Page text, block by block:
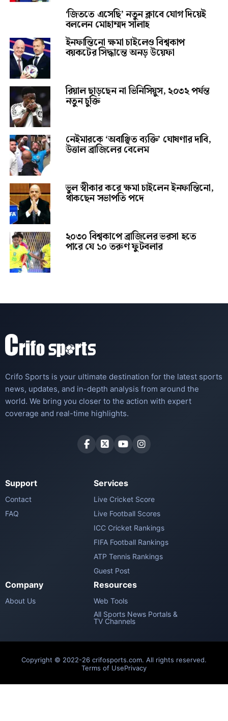
‘জিততে এসেছি’ নতুন ক্লাবে যোগ দিয়েই
বললেন মোহাম্মদ সালাহ
ইনফান্তিনো ক্ষমা চাইলেও বিশ্বকাপ
বয়কটের সিদ্ধান্তে অনড় উয়েফা
রিয়াল ছাড়ছেন না ভিনিসিয়ুস, ২০৩২ পর্যন্ত
নতুন চুক্তি
নেইমারকে ‘অবাঞ্ছিত ব্যক্তি’ ঘোষণার দাবি,
উত্তাল ব্রাজিলের বেলেম
ভুল স্বীকার করে ক্ষমা চাইলেন ইনফান্তিনো,
থাকছেন সভাপতি পদে
২০৩০ বিশ্বকাপে ব্রাজিলের ভরসা হতে
পারে যে ১০ তরুণ ফুটবলার
Crifo Sports is your ultimate destination for the latest sports
news, updates, and in-depth analysis from around the
world. We bring you closer to the action with expert
coverage and real-time highlights.
Support
Contact
FAQ
Services
Live Cricket Score
Live Football Scores
ICC Cricket Rankings
FIFA Football Rankings
ATP Tennis Rankings
Guest Post
Company
About Us
Resources
Web Tools
All Sports News Portals &
TV Channels
Copyright © 2022-26 crifosports.com. All rights reserved.
Terms of UsePrivacy